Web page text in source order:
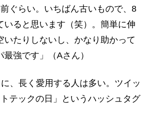
ぐらい。いちばん古いもので、8
いると思います（笑）。簡単に伸
いたりしないし、かなり助かって
強です」（Aさん）
、長く愛用する人は多い。ツイッ
テックの日」というハッシュタグ